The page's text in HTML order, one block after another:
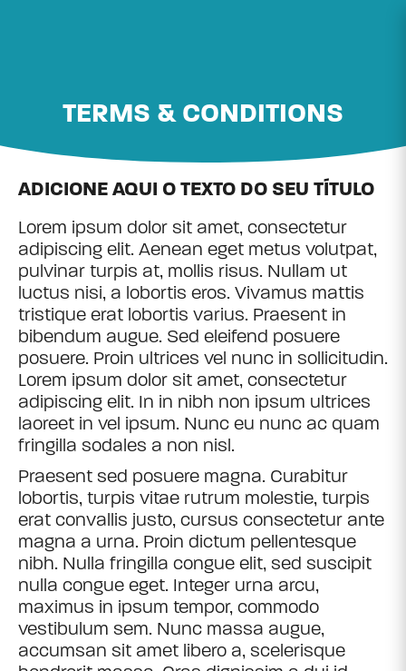
TERMS & CONDITIONS
ADICIONE AQUI O TEXTO DO SEU TÍTULO
Lorem ipsum dolor sit amet, consectetur
adipiscing elit. Aenean eget metus volutpat,
pulvinar turpis at, mollis risus. Nullam ut
luctus nisi, a lobortis eros. Vivamus mattis
tristique erat lobortis varius. Praesent in
bibendum augue. Sed eleifend posuere
posuere. Proin ultrices vel nunc in sollicitudin.
Lorem ipsum dolor sit amet, consectetur
adipiscing elit. In in nibh non ipsum ultrices
laoreet in vel ipsum. Nunc eu nunc ac quam
fringilla sodales a non nisl.
Praesent sed posuere magna. Curabitur
lobortis, turpis vitae rutrum molestie, turpis
erat convallis justo, cursus consectetur ante
magna a urna. Proin dictum pellentesque
nibh. Nulla fringilla congue elit, sed suscipit
nulla congue eget. Integer urna arcu,
maximus in ipsum tempor, commodo
vestibulum sem. Nunc massa augue,
accumsan sit amet libero a, scelerisque